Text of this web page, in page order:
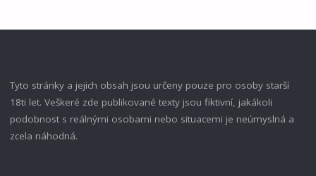
Tyto stránky a jejich obsah jsou určeny pouze pro osoby starší
18ti let. Veškeré zde publikované texty jsou fiktivní, jakákoli
podobnost s reálnými osobami nebo situacemi je neúmyslná a
zcela náhodná.